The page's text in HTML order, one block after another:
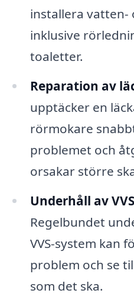
installera vatten-
inklusive
toaletter.
Reparation av
upptäcker en
rörmokare
problemet och
orsakar större
Underhåll av
Regelbundet
VVS-system kan
problem och se
som det ska.